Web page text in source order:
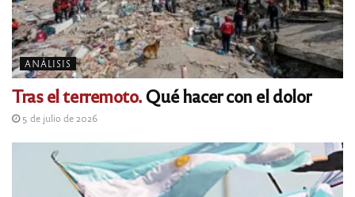
ANÁLISIS
Tras el terremoto.Qué hacer con el dolor
5 de julio de 2026